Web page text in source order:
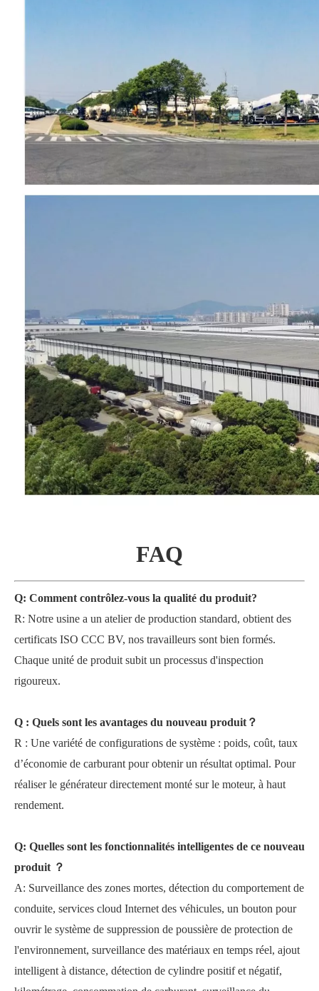
FAQ
Q: Comment contrôlez-vous la qualité du produit?
R: Notre usine a un atelier de production standard, obtient des
certificats ISO CCC BV, nos travailleurs sont bien formés.
Chaque unité de produit subit un processus d'inspection
rigoureux.
Q : Quels sont les avantages du nouveau produit ？
R : Une variété de configurations de système : poids, coût, taux
d’économie de carburant pour obtenir un résultat optimal. Pour
réaliser le générateur directement monté sur le moteur, à haut
rendement.
Q: Quelles sont les fonctionnalités intelligentes de ce nouveau
produit ？
A: Surveillance des zones mortes, détection du comportement de
conduite, services cloud Internet des véhicules, un bouton pour
ouvrir le système de suppression de poussière de protection de
l'environnement, surveillance des matériaux en temps réel, ajout
intelligent à distance, détection de cylindre positif et négatif,